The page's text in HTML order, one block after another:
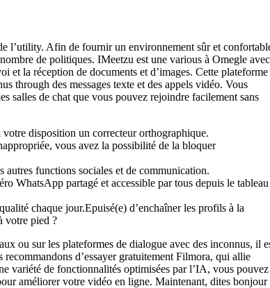
l’utility. Afin de fournir un environnement sûr et
de politiques. IMeetzu est une various à Omegle avec
et la réception de documents et d’images. Cette plateforme
through des messages texte et des appels vidéo. Vous
salles de chat que vous pouvez rejoindre facilement sans
disposition un correcteur orthographique.
vous avez la possibilité de la bloquer
functions sociales et de communication.
WhatsApp partagé et accessible par tous depuis le tableau
chaque jour.Epuisé(e) d’enchaîner les profils à la
votre pied ?
ou sur les plateformes de dialogue avec des inconnus, il
d’essayer gratuitement Filmora, qui allie
variété de fonctionnalités optimisées par l’IA, vous pouvez
améliorer votre vidéo en ligne. Maintenant, dites bonjour